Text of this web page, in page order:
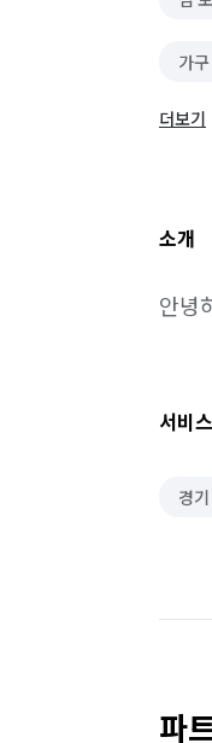
가
소형
더보기
소개
안녕
서비
경
파